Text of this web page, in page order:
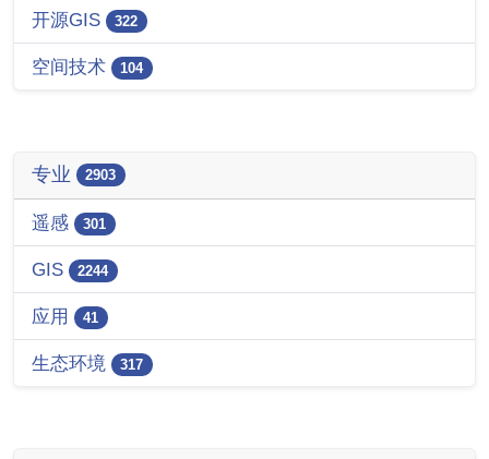
开源GIS 322
空间技术 104
专业 2903
遥感 301
GIS 2244
应用 41
生态环境 317